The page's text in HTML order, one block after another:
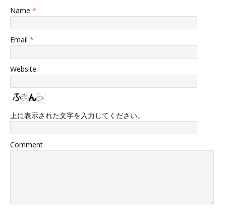
Name *
Email *
Website
上に表示された文字を入力してください。
Comment